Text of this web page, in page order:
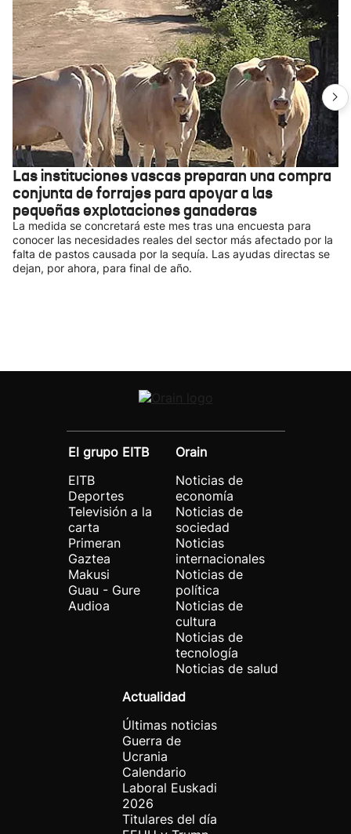
Las instituciones vascas preparan una compra
conjunta de forrajes para apoyar a las
pequeñas explotaciones ganaderas
La medida se concretará este mes tras una encuesta para
conocer las necesidades reales del sector más afectado por la
falta de pastos causada por la sequía. Las ayudas directas se
dejan, por ahora, para final de año.
El grupo EITB
EITB
Deportes
Televisión a la
carta
Primeran
Gaztea
Makusi
Guau - Gure
Audioa
Orain
Noticias de
economía
Noticias de
sociedad
Noticias
internacionales
Noticias de
política
Noticias de
cultura
Noticias de
tecnología
Noticias de salud
Actualidad
Últimas noticias
Guerra de
Ucrania
Calendario
Laboral Euskadi
2026
Titulares del día